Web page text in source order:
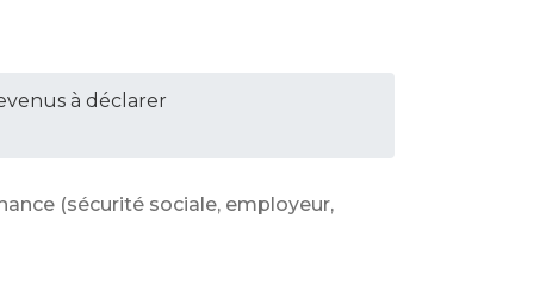
à déclarer
(sécurité sociale, employeur,